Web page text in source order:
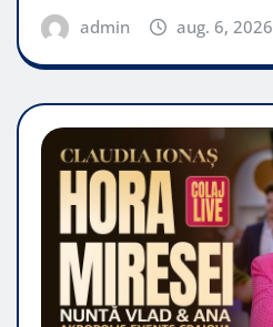
admin aug. 6, 2026